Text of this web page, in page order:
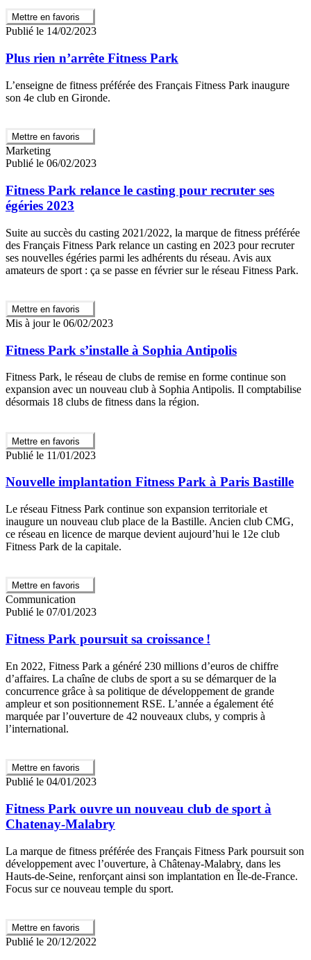
Mettre en favoris
Publié le 14/02/2023
Plus rien n’arrête Fitness Park
L’enseigne de fitness préférée des Français Fitness Park inaugure
son 4e club en Gironde.
Mettre en favoris
Marketing
Publié le 06/02/2023
Fitness Park relance le casting pour recruter ses
égéries 2023
Suite au succès du casting 2021/2022, la marque de fitness préférée
des Français Fitness Park relance un casting en 2023 pour recruter
ses nouvelles égéries parmi les adhérents du réseau. Avis aux
amateurs de sport : ça se passe en février sur le réseau Fitness Park.
Mettre en favoris
Mis à jour le 06/02/2023
Fitness Park s’installe à Sophia Antipolis
Fitness Park, le réseau de clubs de remise en forme continue son
expansion avec un nouveau club à Sophia Antipolis. Il comptabilise
désormais 18 clubs de fitness dans la région.
Mettre en favoris
Publié le 11/01/2023
Nouvelle implantation Fitness Park à Paris Bastille
Le réseau Fitness Park continue son expansion territoriale et
inaugure un nouveau club place de la Bastille. Ancien club CMG,
ce réseau en licence de marque devient aujourd’hui le 12e club
Fitness Park de la capitale.
Mettre en favoris
Communication
Publié le 07/01/2023
Fitness Park poursuit sa croissance !
En 2022, Fitness Park a généré 230 millions d’euros de chiffre
d’affaires. La chaîne de clubs de sport a su se démarquer de la
concurrence grâce à sa politique de développement de grande
ampleur et son positionnement RSE. L’année a également été
marquée par l’ouverture de 42 nouveaux clubs, y compris à
l’international.
Mettre en favoris
Publié le 04/01/2023
Fitness Park ouvre un nouveau club de sport à
Chatenay-Malabry
La marque de fitness préférée des Français Fitness Park poursuit son
développement avec l’ouverture, à Châtenay-Malabry, dans les
Hauts-de-Seine, renforçant ainsi son implantation en Île-de-France.
Focus sur ce nouveau temple du sport.
Mettre en favoris
Publié le 20/12/2022